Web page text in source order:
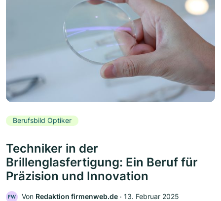
Berufsbild Optiker
Techniker in der
Brillenglasfertigung: Ein Beruf für
Präzision und Innovation
FW Von Redaktion firmenweb.de ‧ 13. Februar 2025